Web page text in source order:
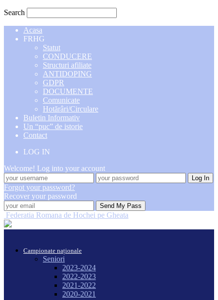
Search
Acasa
FRHG
Statut
CONDUCERE
Structuri afiliate
ANTIDOPING
GDPR
DOCUMENTE
Comunicate
Hotărâri/Circulare
Buletin Informativ
Un “puc” de istorie
Contact
LOG IN
Welcome! Log into your account
Forgot your password?
Recover your password
Federatia Romana de Hochei pe Gheata
Campionate naționale
Seniori
2023-2024
2022-2023
2021-2022
2020-2021